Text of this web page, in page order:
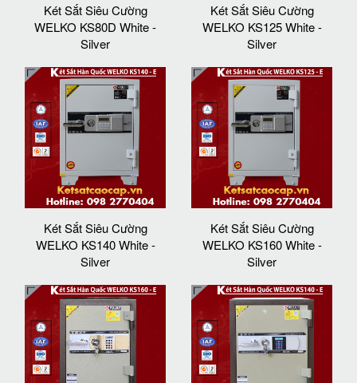
Két Sắt Siêu Cường
WELKO KS80D White -
Silver
Két Sắt Siêu Cường
WELKO KS125 White -
Silver
Két Sắt Siêu Cường
WELKO KS140 White -
Silver
Két Sắt Siêu Cường
WELKO KS160 White -
Silver